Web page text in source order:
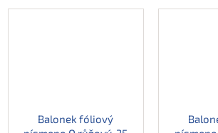
Balonek fóliový